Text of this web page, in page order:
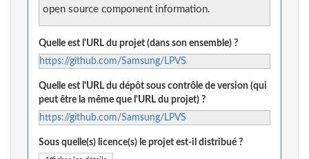
open source component information.
Quelle est l'URL du projet (dans son ensemble) ?
https://github.com/Samsung/LPVS
Quelle est l'URL du dépôt sous contrôle de version (qui
peut être la même que l'URL du projet) ?
https://github.com/Samsung/LPVS
Sous quelle(s) licence(s) le projet est-il distribué ?